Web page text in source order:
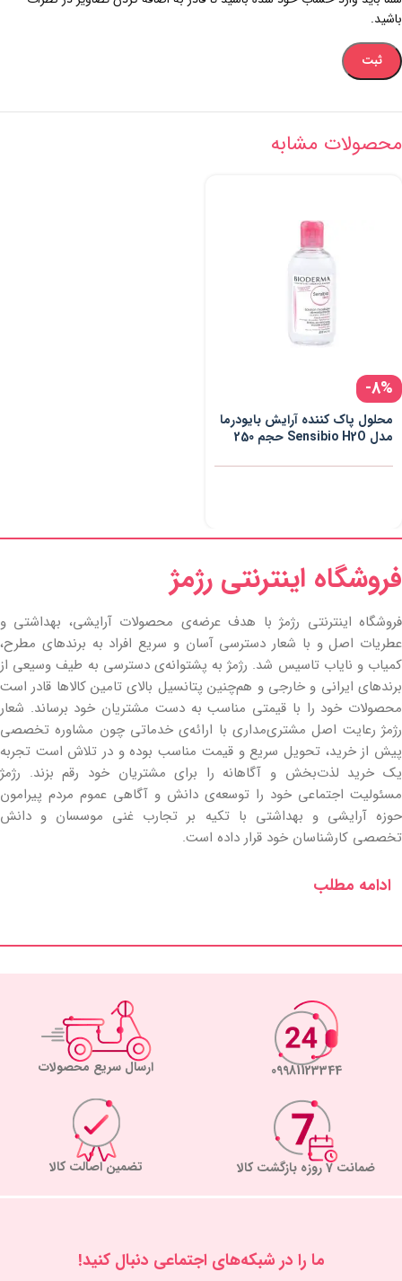
باشید.
محصولات مشابه
-8%
محلول پاک کننده آرایش بایودرما
مدل Sensibio H2O حجم 250
فروشگاه اینترنتی رژمژ​
فروشگاه اینترنتی رژمژ با هدف عرضه‌ی محصولات آرایشی، بهداشتی و
عطریات اصل و با شعار دسترسی آسان و سریع افراد به برندهای مطرح،
کمیاب و نایاب تاسیس شد. رژمژ به پشتوانه‌ی دسترسی به طیف وسیعی از
برندهای ایرانی و خارجی و هم‌چنین پتانسیل بالای تامین کالاها قادر است
محصولات خود را با قیمتی مناسب به دست مشتریان خود برساند. شعار
رژمژ رعایت اصل مشتری‌مداری با ارائه‌ی خدماتی چون مشاوره تخصصی
پیش از خرید، تحویل سریع و قیمت مناسب بوده و در تلاش است تجربه
یک خرید لذت‌بخش و آگاهانه را برای مشتریان خود رقم بزند. رژمژ
مسئولیت اجتماعی خود را توسعه‌ی دانش و آگاهی عموم مردم پیرامون
حوزه آرایشی و بهداشتی با تکیه بر تجارب غنی موسسان و دانش
تخصصی کارشناسان خود قرار داده است.
ادامه مطلب
09981123344 ارسال سریع محصولات
ضمانت 7 روزه بازگشت کالا تضمین اصالت کالا
ما را در شبكه‌های اجتماعی دنبال کنید!